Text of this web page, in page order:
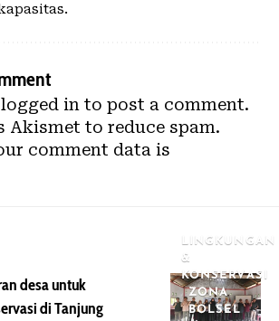
logged in to post a comment.
Akismet to reduce spam.
comment data is
LINGKUNGAN
&
KONSERVASI
ZONA
BOLSEL
desa untuk
di Tanjung